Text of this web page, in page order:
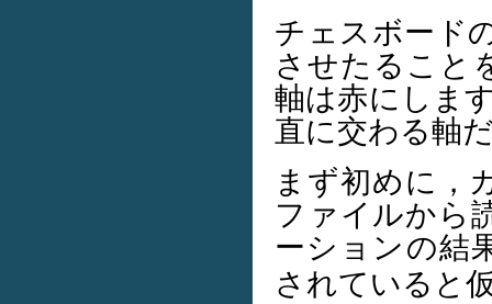
チェスボード
させたること
軸は赤にしま
直に交わる軸
まず初めに，
ファイルから
ーションの結
されていると